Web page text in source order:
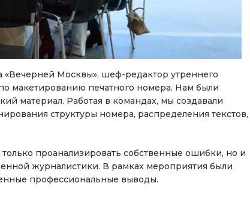
«Вечерней Москвы», шеф-редактор утреннего
макетированию печатного номера. Нам были
материал. Работая в командах, мы создавали
структуры номера, распределения текстов,
проанализировать собственные ошибки, но и
журналистики. В рамках мероприятия были
профессиональные выводы.